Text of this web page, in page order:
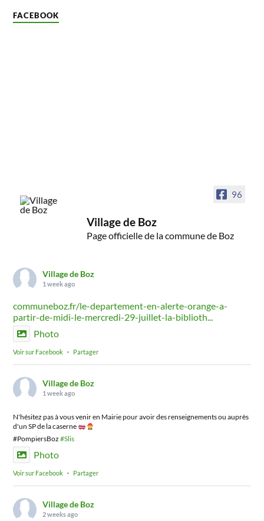
FACEBOOK
96
Village de Boz
Page officielle de la commune de Boz
Village de Boz
1 week ago
communeboz.fr/le-departement-en-alerte-orange-a-
partir-de-midi-le-mercredi-29-juillet-la-biblioth...
Photo
Voir sur Facebook · Partager
Village de Boz
1 week ago
N'hésitez pas à vous venir en Mairie pour avoir des renseignements ou auprès
d'un SP de la caserne
#PompiersBoz#Slis
Photo
Voir sur Facebook · Partager
Village de Boz
2 weeks ago